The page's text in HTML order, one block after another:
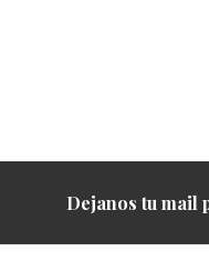
Dejanos tu mail